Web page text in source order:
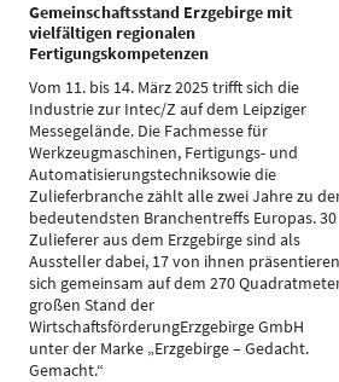
Gemeinschaftsstand Erzgebirge mit
vielfältigen regionalen
Fertigungskompetenzen
Vom 11. bis 14. März 2025 trifft sich die
Industrie zur Intec/Z auf dem Leipziger
Messegelände. Die Fachmesse für
Werkzeugmaschinen, Fertigungs- und
Automatisierungstechniksowie die
Zulieferbranche zählt alle zwei Jahre zu
bedeutendsten Branchentreffs Europas. 30
Zulieferer aus dem Erzgebirge sind als
Aussteller dabei, 17 von ihnen präsentieren
sich gemeinsam auf dem 270
großen Stand der
WirtschaftsförderungErzgebirge GmbH
unter der Marke „Erzgebirge – Gedacht.
Gemacht.“